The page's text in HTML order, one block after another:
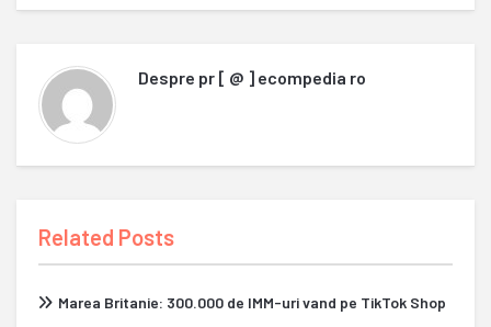
Despre pr [ @ ] ecompedia ro
Related Posts
Marea Britanie: 300.000 de IMM-uri vand pe TikTok Shop